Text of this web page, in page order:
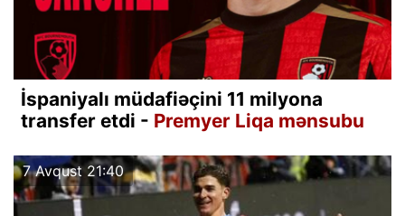
İspaniyalı müdafiəçini 11 milyona
transfer etdi - Premyer Liqa mənsubu
7 Avqust 21:40